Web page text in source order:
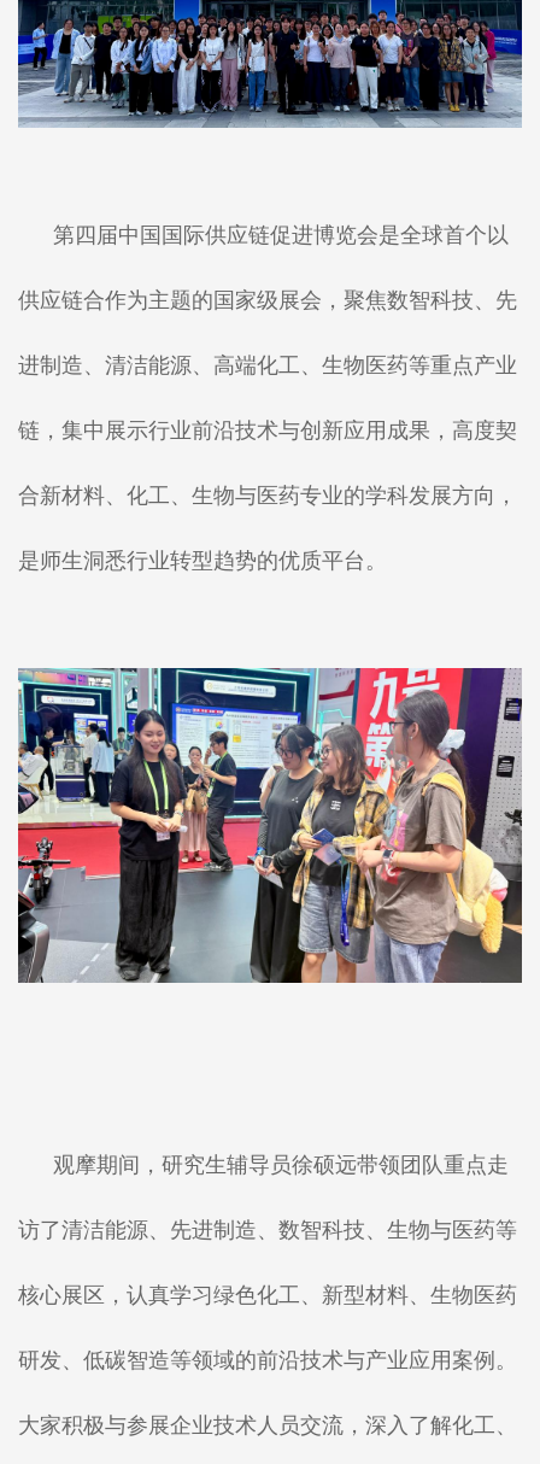
第四届中国国际供应链促进博览会是全球首个以
供应链合作为主题的国家级展会，聚焦数智科技、先
进制造、清洁能源、高端化工、生物医药等重点产业
链，集中展示行业前沿技术与创新应用成果，高度契
合新材料、化工、生物与医药专业的学科发展方向，
是师生洞悉行业转型趋势的优质平台。
观摩期间，研究生辅导员徐硕远带领团队重点走
访了清洁能源、先进制造、数智科技、生物与医药等
核心展区，认真学习绿色化工、新型材料、生物医药
研发、低碳智造等领域的前沿技术与产业应用案例。
大家积极与参展企业技术人员交流，深入了解化工、